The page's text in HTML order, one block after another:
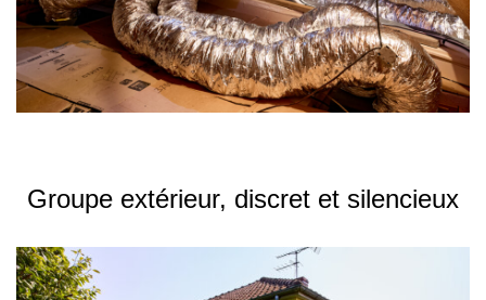
Groupe extérieur, discret et silencieux